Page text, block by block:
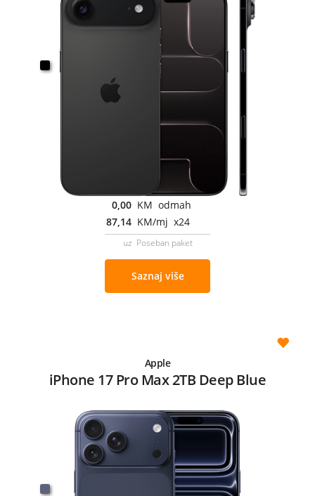
0,00 KM odmah
87,14 KM/mj x24
uz Poseban paket
Saznaj više
Apple
iPhone 17 Pro Max 2TB Deep Blue